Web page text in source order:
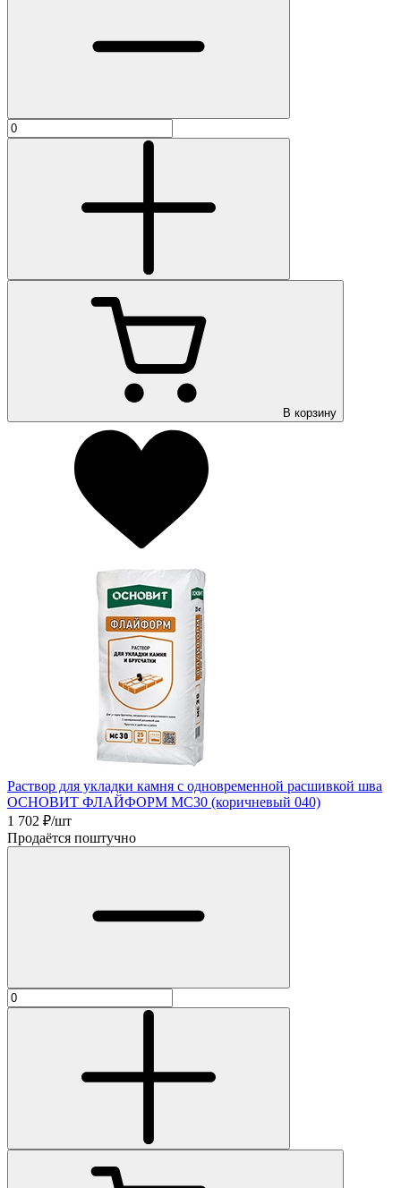
В корзину
Раствор для укладки камня с одновременной расшивкой шва
ОСНОВИТ ФЛАЙФОРМ MC30 (коричневый 040)
1 702 ₽/шт
Продаётся поштучно